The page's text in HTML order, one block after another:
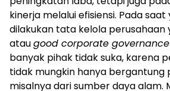
kinerja melalui efisiensi. Pada saat
dilakukan tata kelola perusahaan
ataugood corporate governance
banyak pihak tidak suka, karena
tidak mungkin hanya bergantung
misalnya dari sumber daya alam.